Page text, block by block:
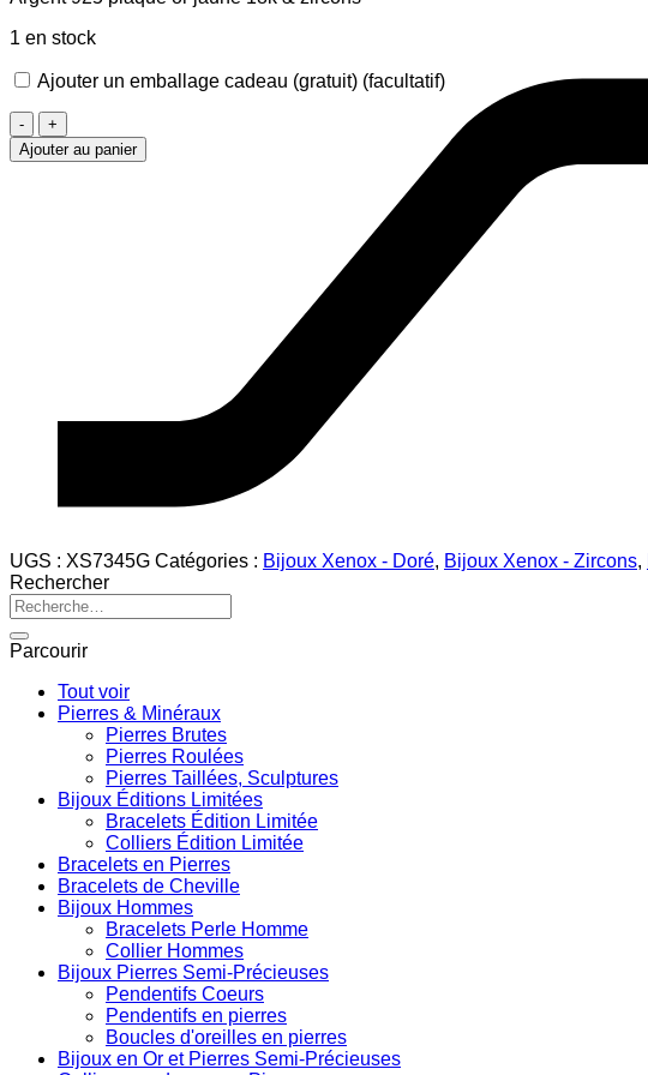
1 en stock
Ajouter un emballage cadeau (gratuit) (facultatif)
quantité
de
Clous
Ajouter au panier
UGS : XS7345G Catégories : Bijoux Xenox - Doré, Bijoux Xenox - Zircons,
Rechercher
Recherche
pour :
Parcourir
Tout voir
Pierres & Minéraux
Pierres Brutes
Pierres Roulées
Pierres Taillées, Sculptures
Bijoux Éditions Limitées
Bracelets Édition Limitée
Colliers Édition Limitée
Bracelets en Pierres
Bracelets de Cheville
Bijoux Hommes
Bracelets Perle Homme
Collier Hommes
Bijoux Pierres Semi-Précieuses
Pendentifs Coeurs
Pendentifs en pierres
Boucles d'oreilles en pierres
Bijoux en Or et Pierres Semi-Précieuses